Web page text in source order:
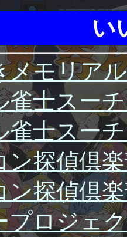
い
メモリアル
雀士スー
雀士スー
ン探偵倶
ン探偵倶
プロジェ